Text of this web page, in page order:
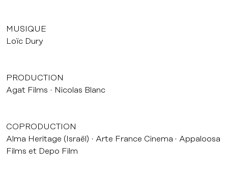
MUSIQUE
Loïc Dury
PRODUCTION
Agat Films
Nicolas Blanc
COPRODUCTION
Alma Heritage (Israël)
Arte France Cinema
Appaloosa
Films et Depo Film